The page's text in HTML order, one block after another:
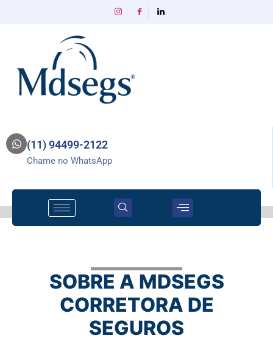
(11) 94499-2122
Chame no WhatsApp
SOBRE A MDSEGS
CORRETORA DE
SEGUROS